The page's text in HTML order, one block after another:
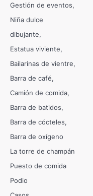
Gestión de eventos
Niña dulce
dibujante
Estatua viviente
Bailarinas de vientre
Barra de café
Camión de comida
Barra de batidos
Barra de cócteles
Barra de oxígeno
La torre de champán
Puesto de comida
Podio